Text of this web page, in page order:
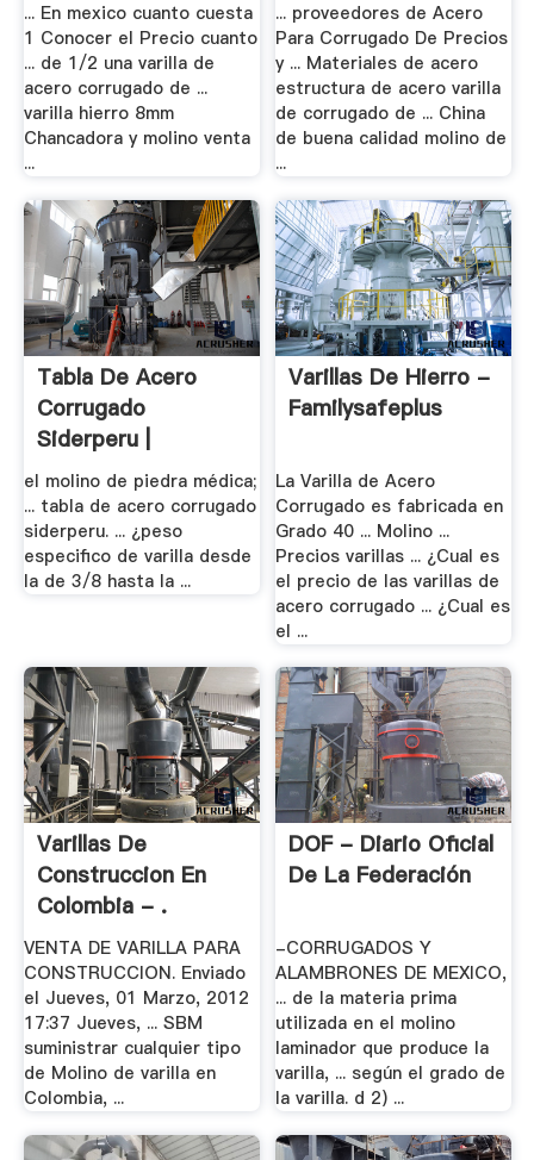
... En mexico cuanto cuesta
1 Conocer el Precio cuanto
... de 1/2 una varilla de
acero corrugado de ...
varilla hierro 8mm
Chancadora y molino venta
...
... proveedores de Acero
Para Corrugado De Precios
y ... Materiales de acero
estructura de acero varilla
de corrugado de ... China
de buena calidad molino de
...
Tabla De Acero
Corrugado
Siderperu |
Trituradora .
el molino de piedra médica;
... tabla de acero corrugado
siderperu. ... ¿peso
especifico de varilla desde
la de 3/8 hasta la ...
Varillas De Hierro -
Familysafeplus
La Varilla de Acero
Corrugado es fabricada en
Grado 40 ... Molino ...
Precios varillas ... ¿Cual es
el precio de las varillas de
acero corrugado ... ¿Cual es
el ...
Varillas De
Construccion En
Colombia - .
VENTA DE VARILLA PARA
CONSTRUCCION. Enviado
el Jueves, 01 Marzo, 2012
17:37 Jueves, ... SBM
suministrar cualquier tipo
de Molino de varilla en
Colombia, ...
DOF - Diario Oficial
De La Federación
-CORRUGADOS Y
ALAMBRONES DE MEXICO,
... de la materia prima
utilizada en el molino
laminador que produce la
varilla, ... según el grado de
la varilla. d 2) ...